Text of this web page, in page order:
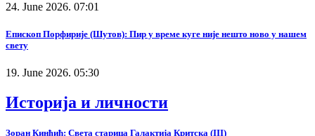
24. June 2026. 07:01
Епископ Порфирије (Шутов): Пир у време куге није нешто ново у нашем
свету
19. June 2026. 05:30
Историја и личности
Зоран Кинђић: Света старица Галактија Критска (III)